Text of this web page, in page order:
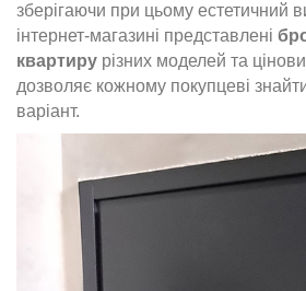
зберігаючи при цьому естетичний
інтернет-магазині представлені
квартиру різних моделей та
дозволяє кожному покупцеві
варіант.